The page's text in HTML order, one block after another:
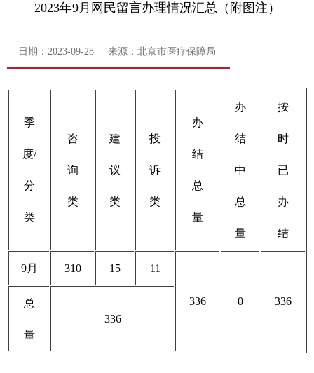
2023年9月网民留言办理情况汇总（附图注）
日期：2023-09-28 来源：北京市医疗保障局
季
度/
分
类
咨
询
类
建
议
类
投
诉
类
办
结
总
量
办
结
中
总
量
按
时
已
办
结
9月 310 15 11
336 0 336
总
量
336